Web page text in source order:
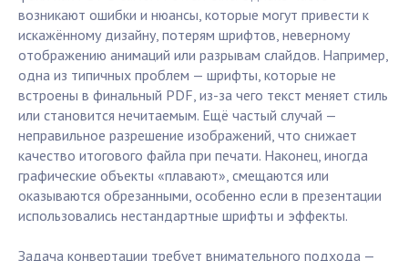
возникают ошибки и нюансы, которые могут привести к
искажённому дизайну, потерям шрифтов, неверному
отображению анимаций или разрывам слайдов. Например,
одна из типичных проблем — шрифты, которые не
встроены в финальный PDF, из-за чего текст меняет стиль
или становится нечитаемым. Ещё частый случай —
неправильное разрешение изображений, что снижает
качество итогового файла при печати. Наконец, иногда
графические объекты «плавают», смещаются или
оказываются обрезанными, особенно если в презентации
использовались нестандартные шрифты и эффекты.
Задача конвертации требует внимательного подхода —